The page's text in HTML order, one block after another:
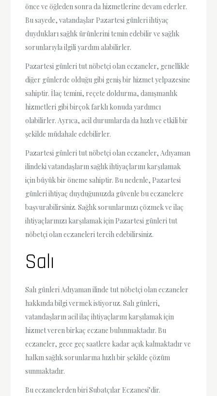
önce ve öğleden sonra da hizmetlerine devam ederler.
Bu sayede, vatandaşlar Pazartesi günleri ihtiyaç
duydukları sağlık ürünlerini temin edebilir ve sağlık
sorunlarıyla ilgili yardım alabilirler.
Pazartesi günleri tut nöbetçi olan eczaneler, genellikle
diğer günlerde olduğu gibi geniş bir hizmet yelpazesine
sahiptir. İlaç temini, reçete doldurma, danışmanlık
hizmetleri gibi birçok farklı konuda yardımcı
olabilirler. Ayrıca, acil durumlarda da hızlı ve etkili bir
şekilde müdahale edebilirler.
Pazartesi günleri tut nöbetçi olan eczaneler, Adıyaman
ilindeki vatandaşların sağlık ihtiyaçlarını karşılamak
için büyük bir öneme sahiptir. Bu nedenle, Pazartesi
günleri ihtiyaç duyduğunuzda güvenle bu eczanelere
başvurabilirsiniz. Sağlık sorunlarınızı çözmek ve ilaç
ihtiyaçlarınızı karşılamak için Pazartesi günleri tut
nöbetçi olan eczaneleri tercih edebilirsiniz.
Salı
Salı günleri Adıyaman ilinde tut nöbetçi olan eczaneler
hakkında bilgi vermek istiyoruz. Salı günleri,
vatandaşların acil ilaç ihtiyaçlarını karşılamak için
hizmet veren birkaç eczane bulunmaktadır. Bu
eczaneler, gece geç saatlere kadar açık kalmaktadır ve
halkın sağlık sorunlarına hızlı bir şekilde çözüm
sunmaktadır.
Bu eczanelerden biri Subatçılar Eczanesi’dir.